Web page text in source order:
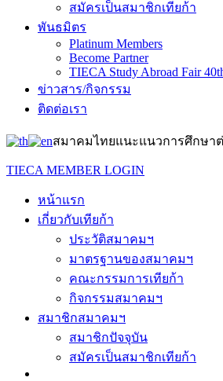
สมัครเป็นสมาชิกเทียก้า
พันธมิตร
Platinum Members
Become Partner
TIECA Study Abroad Fair
ข่าวสาร/กิจกรรม
ติดต่อเรา
สมาคมไทยแนะแนวการศึกษา
TIECA MEMBER LOGIN
หน้าแรก
เกี่ยวกับเทียก้า
ประวัติสมาคมฯ
มาตรฐานของสมาคมฯ
คณะกรรมการเทียก้า
กิจกรรมสมาคมฯ
สมาชิกสมาคมฯ
สมาชิกปัจจุบัน
สมัครเป็นสมาชิกเทียก้า